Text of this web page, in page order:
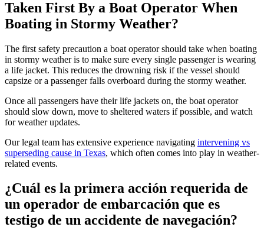
Taken First By a Boat Operator When
Boating in Stormy Weather?
The first safety precaution a boat operator should take when boating
in stormy weather is to make sure every single passenger is wearing
a life jacket. This reduces the drowning risk if the vessel should
capsize or a passenger falls overboard during the stormy weather.
Once all passengers have their life jackets on, the boat operator
should slow down, move to sheltered waters if possible, and watch
for weather updates.
Our legal team has extensive experience navigating intervening vs
superseding cause in Texas, which often comes into play in weather-
related events.
¿Cuál es la primera acción requerida de
un operador de embarcación que es
testigo de un accidente de navegación?